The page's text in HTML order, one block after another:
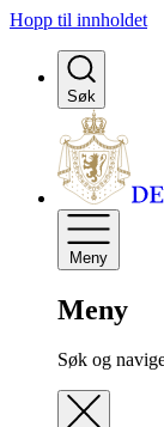
Hopp til innholdet
Søk
Meny
Meny
Søk og